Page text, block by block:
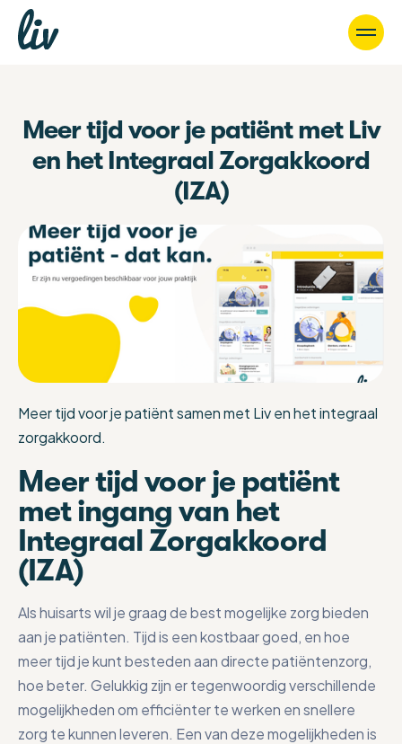
Meer tijd voor je patiënt met Liv
en het Integraal Zorgakkoord
(IZA)
Meer tijd voor je patiënt samen met Liv en het integraal
zorgakkoord.
Meer tijd voor je patiënt
met ingang van het
Integraal Zorgakkoord
(IZA)
Als huisarts wil je graag de best mogelijke zorg bieden
aan je patiënten. Tijd is een kostbaar goed, en hoe
meer tijd je kunt besteden aan directe patiëntenzorg,
hoe beter. Gelukkig zijn er tegenwoordig verschillende
mogelijkheden om efficiënter te werken en snellere
zorg te kunnen leveren. Een van deze mogelijkheden is